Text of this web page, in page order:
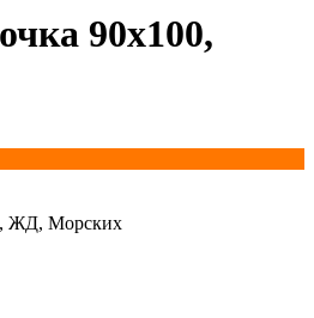
90х100,
ЖД, Морских